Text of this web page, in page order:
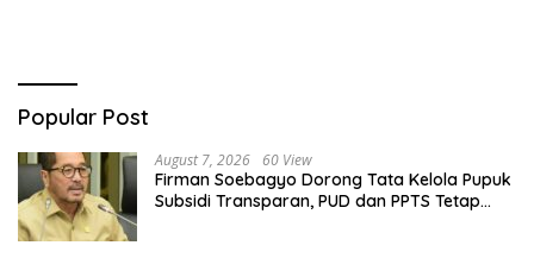
Popular Post
August 7, 2026 60 View
Firman Soebagyo Dorong Tata Kelola Pupuk
Subsidi Transparan, PUD dan PPTS Tetap